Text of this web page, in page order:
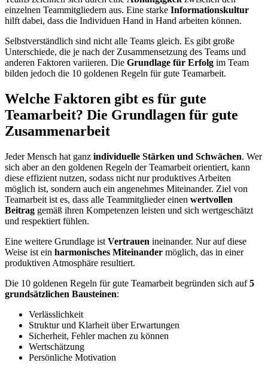
einzelnen Teammitgliedern aus. Eine starke Informationskultur
hilft dabei, dass die Individuen Hand in Hand arbeiten können.
Selbstverständlich sind nicht alle Teams gleich. Es gibt große
Unterschiede, die je nach der Zusammensetzung des Teams und
anderen Faktoren variieren. Die Grundlage für Erfolg im Team
bilden jedoch die 10 goldenen Regeln für gute Teamarbeit.
Welche Faktoren gibt es für gute
Teamarbeit? Die Grundlagen für gute
Zusammenarbeit
Jeder Mensch hat ganz individuelle Stärken und Schwächen. Wer
sich aber an den goldenen Regeln der Teamarbeit orientiert, kann
diese effizient nutzen, sodass nicht nur produktives Arbeiten
möglich ist, sondern auch ein angenehmes Miteinander. Ziel von
Teamarbeit ist es, dass alle Teammitglieder einen wertvollen
Beitrag gemäß ihren Kompetenzen leisten und sich wertgeschätzt
und respektiert fühlen.
Eine weitere Grundlage ist Vertrauen ineinander. Nur auf diese
Weise ist ein harmonisches Miteinander möglich, das in einer
produktiven Atmosphäre resultiert.
Die 10 goldenen Regeln für gute Teamarbeit begründen sich auf5
grundsätzlichen Bausteinen:
Verlässlichkeit
Struktur und Klarheit über Erwartungen
Sicherheit, Fehler machen zu können
Wertschätzung
Persönliche Motivation